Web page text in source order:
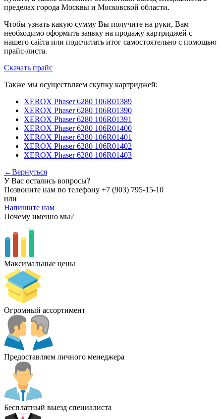
пределах города Москвы и Московской области.
Чтобы узнать какую сумму Вы получите на руки, Вам
необходимо оформить заявку на продажу картриджей с
нашего сайта или подсчитать итог самостоятельно с помощью
прайс-листа.
Скачать прайс
Также мы осуществляем скупку картриджей:
XEROX Phaser 6280 106R01389
XEROX Phaser 6280 106R01390
XEROX Phaser 6280 106R01391
XEROX Phaser 6280 106R01400
XEROX Phaser 6280 106R01401
XEROX Phaser 6280 106R01402
XEROX Phaser 6280 106R01403
←Вернуться
У Вас остались вопросы?
Позвоните нам по телефону +7 (903) 795-15-10
или
Напишите нам
Почему именно мы?
Максимальные цены
Огромный ассортимент
Предоставляем личного менеджера
Бесплатный выезд специалиста